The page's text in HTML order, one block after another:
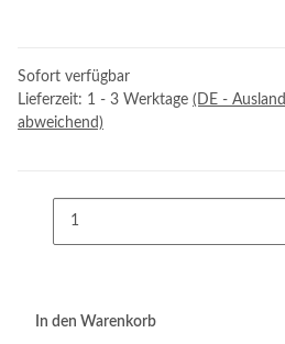
Sofort verfügbar
Lieferzeit: 1 - 3 Werktage (DE - Ausland
abweichend)
In den Warenkorb